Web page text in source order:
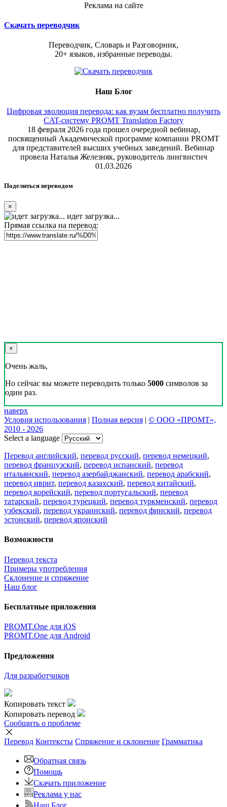
Реклама на сайте
Скачать переводчик
Переводчик, Словарь и Разговорник,
20+ языков, избранные переводы.
Наш Блог
Цифровая эволюция перевода: как вузам бесплатно получить
CAT-систему PROMT Translation Factory
18 февраля 2026 года прошел очередной вебинар,
посвященный Академической программе компании PROMT
для представителей высших учебных заведений. Вебинар
провела Наталья Железняк, руководитель лингвистич
01.03.2026
Поделиться переводом
×
идет загрузка...
Прямая ссылка на перевод:
×
Очень жаль,
Но сейчас вы можете переводить только 5000 символов за
один раз.
наверх
Условия использования | Полная версия | © ООО «ПРОМТ»,
2010 - 2026
Select a language
Перевод английский, перевод русский, перевод немецкий,
перевод французский, перевод испанский, перевод
итальянский, перевод азербайджанский, перевод арабский,
перевод иврит, перевод казахский, перевод китайский,
перевод корейский, перевод португальский, перевод
татарский, перевод турецкий, перевод туркменский, перевод
узбекский, перевод украинский, перевод финский, перевод
эстонский, перевод японский
Возможности
Перевод текста
Примеры употребления
Склонение и спряжение
Наш блог
Бесплатные приложения
PROMT.One для iOS
PROMT.One для Android
Предложения
Для разработчиков
Копировать текст
Копировать перевод
Сообщить о проблеме
Перевод Контексты Спряжение и склонение Грамматика
Обратная связь
Помощь
Скачать приложение
Реклама у нас
Наш Блог